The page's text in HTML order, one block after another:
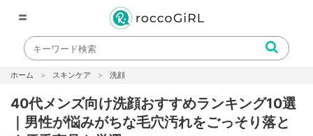
〓
ホーム スキンケア 洗顔
40代メンズ向け洗顔おすすめランキング10選
｜男性が悩みがちな毛穴汚れをごっそり落と